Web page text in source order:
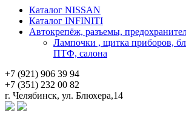
Каталог NISSAN
Каталог INFINITI
Автокрепёж, разъемы,
Лампочки , щитка приборов,
ПТФ, салона
+7 (921) 906 39 94
+7 (351) 232 00 82
г. Челябинск, ул. Блюхера,14